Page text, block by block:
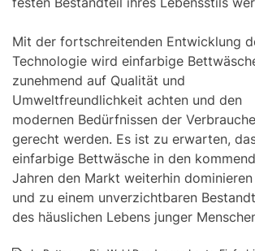
Mit der fortschreitenden Entwicklung
Technologie wird einfarbige
zunehmend auf Qualität und
Umweltfreundlichkeit achten und den
modernen Bedürfnissen der
gerecht werden. Es ist zu erwarten,
einfarbige Bettwäsche in den
Jahren den Markt weiterhin
und zu einem unverzichtbaren
des häuslichen Lebens junger